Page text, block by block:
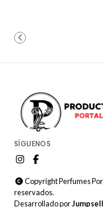
SÍGUENOS
Copyright Perfumes
reservados.
Desarrollado por